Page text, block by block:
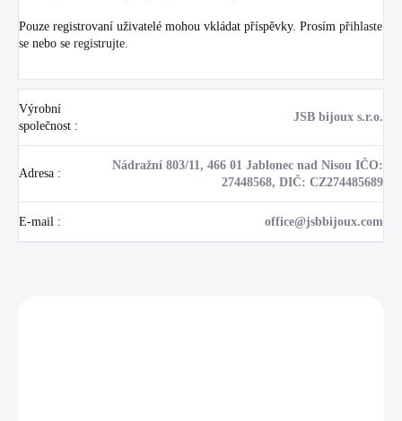
Pouze registrovaní uživatelé mohou vkládat příspěvky. Prosím přihlaste
se nebo se registrujte
Výrobní
společnost :
JSB bijoux s.r.o.
Adresa :
Nádražní 803/11, 466 01 Jablonec nad Nisou IČO:
27448568, DIČ: CZ274485689
E-mail : office@jsbbijoux.com